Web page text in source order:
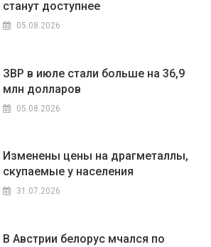
станут доступнее
05.08.2026
ЗВР в июле стали больше на 36,9
млн долларов
05.08.2026
Изменены цены на драгметаллы,
скупаемые у населения
31.07.2026
В Австрии белорус мчался по